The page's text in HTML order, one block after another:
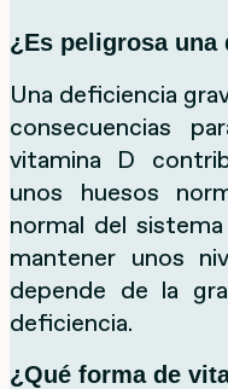
¿Es peligrosa una
Una deficiencia
consecuencias
vitamina D
unos huesos
normal del
mantener unos
depende de la
deficiencia.
¿Qué forma de